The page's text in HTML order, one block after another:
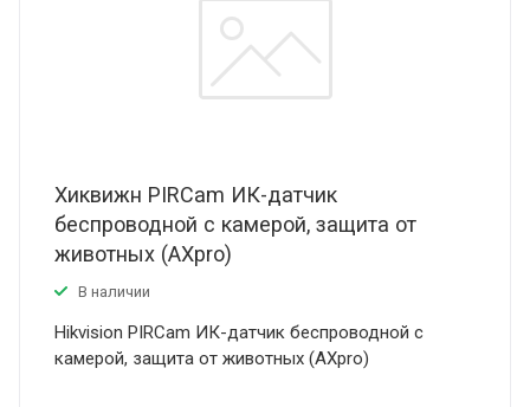
Хиквижн PIRCam ИК-датчик
беспроводной с камерой, защита от
животных (AXpro)
В наличии
Hikvision PIRCam ИК-датчик беспроводной с
камерой, защита от животных (AXpro)